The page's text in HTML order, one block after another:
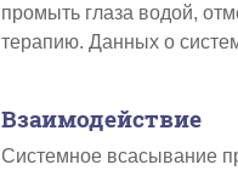
промыть глаза водой,
терапию. Данных о
Взаимодействие
Системное всасывание